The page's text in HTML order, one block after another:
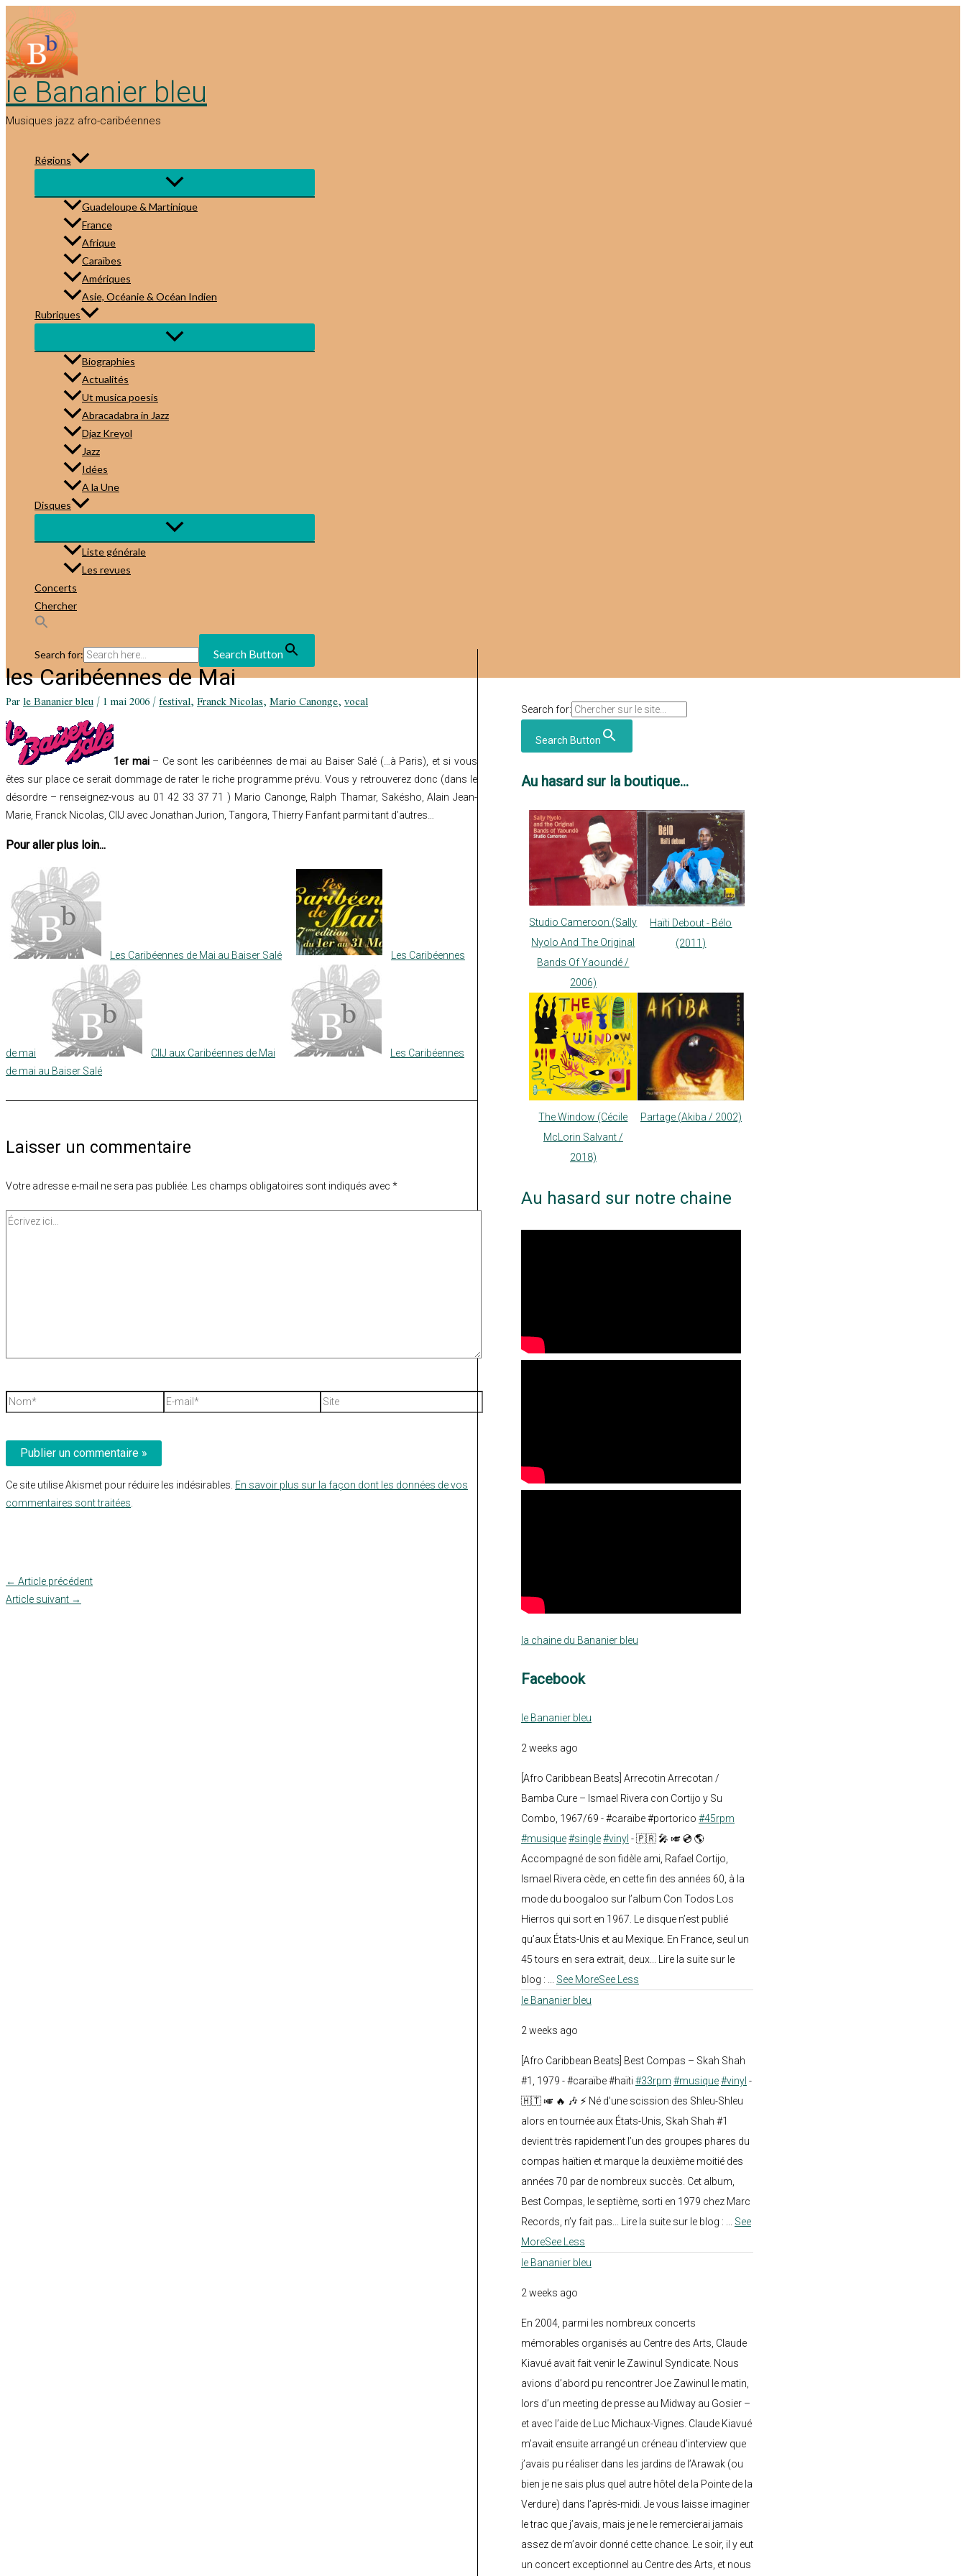
au
contenu
le Bananier bleu
Musiques jazz afro-caribéennes
Régions
Guadeloupe & Martinique
France
Afrique
Caraïbes
Amériques
Asie, Océanie & Océan Indien
Rubriques
Biographies
Actualités
Ut musica poesis
Abracadabra in Jazz
Djaz Kreyol
Jazz
Idées
A la Une
Disques
Liste générale
Les revues
Concerts
Chercher
Search for: Search Button
les Caribéennes de Mai
Parle Bananier bleu/1 mai 2006/festival,Franck Nicolas,Mario Canonge,vocal
1er mai– Ce sont les caribéennes de mai au Baiser Salé (…à Paris), et si vous
êtes sur place ce serait dommage de rater le riche programme prévu. Vous y retrouverez donc (dans le
désordre – renseignez-vous au 01 42 33 37 71 ) Mario Canonge, Ralph Thamar, Sakésho, Alain Jean-
Marie, Franck Nicolas, CIIJ avec Jonathan Jurion, Tangora, Thierry Fanfant parmi tant d’autres…
Pour aller plus loin...
Les Caribéennes de Mai au Baiser Salé Les Caribéennes
de mai CIIJ aux Caribéennes de Mai
Les Caribéennes
de mai au Baiser Salé
Laisser un commentaire
Votre adresse e-mail ne sera pas publiée. Les champs obligatoires sont indiqués avec *
Écrivez
Nom*
E-
mail*
Site
Ce site utilise Akismet pour réduire les indésirables. En savoir plus sur la façon dont les données de vos
commentaires sont traitées.
← Article précédent
Article suivant →
Search for:
Search Button
Au hasard sur la boutique...
Studio Cameroon (Sally
Nyolo And The Original
Bands Of Yaoundé /
2006)
Haïti Debout - Bélo
(2011)
The Window (Cécile
McLorin Salvant /
2018)
Partage (Akiba / 2002)
Au hasard sur notre chaine
la chaine du Bananier bleu
Facebook
le Bananier bleu
2 weeks ago
[Afro Caribbean Beats] Arrecotin Arrecotan /
Bamba Cure – Ismael Rivera con Cortijo y Su
Combo, 1967/69 - #caraïbe #portorico #45rpm
#musique#single#vinyl - 🇵🇷 🎤 🎺 💿 🌎
Accompagné de son fidèle ami, Rafael Cortijo,
Ismael Rivera cède, en cette fin des années 60, à la
mode du boogaloo sur l’album Con Todos Los
Hierros qui sort en 1967. Le disque n’est publié
qu’aux États-Unis et au Mexique. En France, seul un
45 tours en sera extrait, deux... Lire la suite sur le
blog :
See MoreSee Less
le Bananier bleu
2 weeks ago
[Afro Caribbean Beats] Best Compas – Skah Shah
#1, 1979 - #caraïbe #haïti #33rpm #musique#vinyl -
🇭🇹 🎺 🔥 🎶 ⚡ Né d’une scission des Shleu-Shleu
alors en tournée aux États-Unis, Skah Shah #1
devient très rapidement l’un des groupes phares du
compas haïtien et marque la deuxième moitié des
années 70 par de nombreux succès. Cet album,
Best Compas, le septième, sorti en 1979 chez Marc
Records, n’y fait pas... Lire la suite sur le blog :
See
MoreSee Less
le Bananier bleu
2 weeks ago
En 2004, parmi les nombreux concerts
mémorables organisés au Centre des Arts, Claude
Kiavué avait fait venir le Zawinul Syndicate. Nous
avions d’abord pu rencontrer Joe Zawinul le matin,
lors d’un meeting de presse au Midway au Gosier –
et avec l’aide de Luc Michaux-Vignes. Claude Kiavué
m’avait ensuite arrangé un créneau d’interview que
j’avais pu réaliser dans les jardins de l’Arawak (ou
bien je ne sais plus quel autre hôtel de la Pointe de la
Verdure) dans l’après-midi. Je vous laisse imaginer
le trac que j’avais, mais je ne le remercierai jamais
assez de m’avoir donné cette chance. Le soir, il y eut
un concert exceptionnel au Centre des Arts, et nous